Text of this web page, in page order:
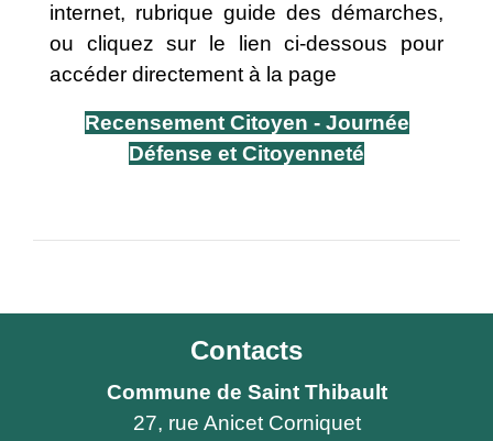
internet, rubrique guide des démarches,
ou cliquez sur le lien ci-dessous pour
accéder directement à la page
Recensement Citoyen - Journée
Défense et Citoyenneté
Contacts
Commune de Saint Thibault
27, rue Anicet Corniquet